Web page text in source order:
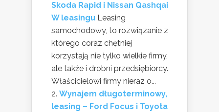
Skoda Rapid i Nissan Qashqai
W leasingu Leasing
samochodowy, to rozwiązanie z
którego coraz chętniej
korzystają nie tylko wielkie firmy,
ale także i drobni przedsiębiorcy.
Właścicielowi firmy nieraz o...
Wynajem długoterminowy,
leasing – Ford Focus i Toyota